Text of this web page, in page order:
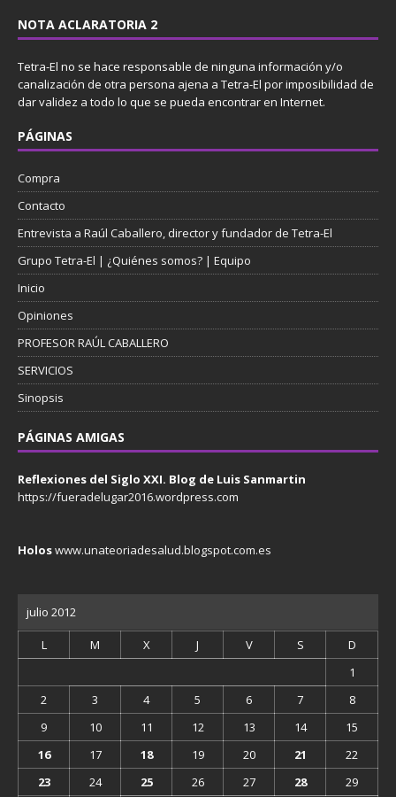
NOTA ACLARATORIA 2
Tetra-El no se hace responsable de ninguna información y/o
canalización de otra persona ajena a Tetra-El por imposibilidad de
dar validez a todo lo que se pueda encontrar en Internet.
PÁGINAS
Compra
Contacto
Entrevista a Raúl Caballero, director y fundador de Tetra-El
Grupo Tetra-El | ¿Quiénes somos? | Equipo
Inicio
Opiniones
PROFESOR RAÚL CABALLERO
SERVICIOS
Sinopsis
PÁGINAS AMIGAS
Reflexiones del Siglo XXI. Blog de Luis Sanmartin
https://fueradelugar2016.wordpress.com
Holoswww.unateoriadesalud.blogspot.com.es
julio 2012
L M X J V S
D
1
2
3 4 5 6 7
8
9
10 11 12 13 14
15
16
17 18 19 20 21
22
23
24 25 26 27 28 29